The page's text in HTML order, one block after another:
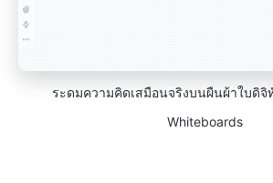
ระดมความคิดเสมือนจริงบนผืนผ้าใบดิจิ
Whiteboards